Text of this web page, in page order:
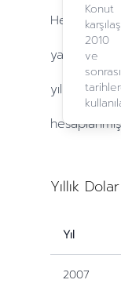
Konut
2010
ve
sonrası
yıllarda
Yıllık
Yıl
2007